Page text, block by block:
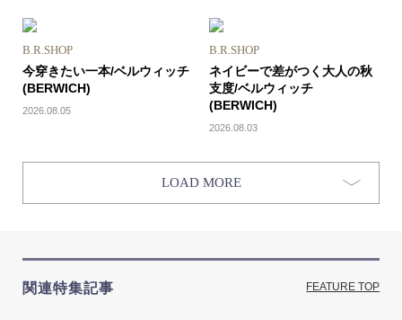
B.R.SHOP
今穿きたい一本/ベルウィッチ
(BERWICH)
2026.08.05
B.R.SHOP
ネイビーで差がつく大人の秋
支度/ベルウィッチ
(BERWICH)
2026.08.03
LOAD MORE
関連特集記事 FEATURE TOP